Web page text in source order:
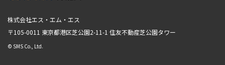
株式会社エス・エム・エス
〒105-0011 東京都港区芝公園2-11-1 住友不動産芝公園タワー
© SMS Co., Ltd.